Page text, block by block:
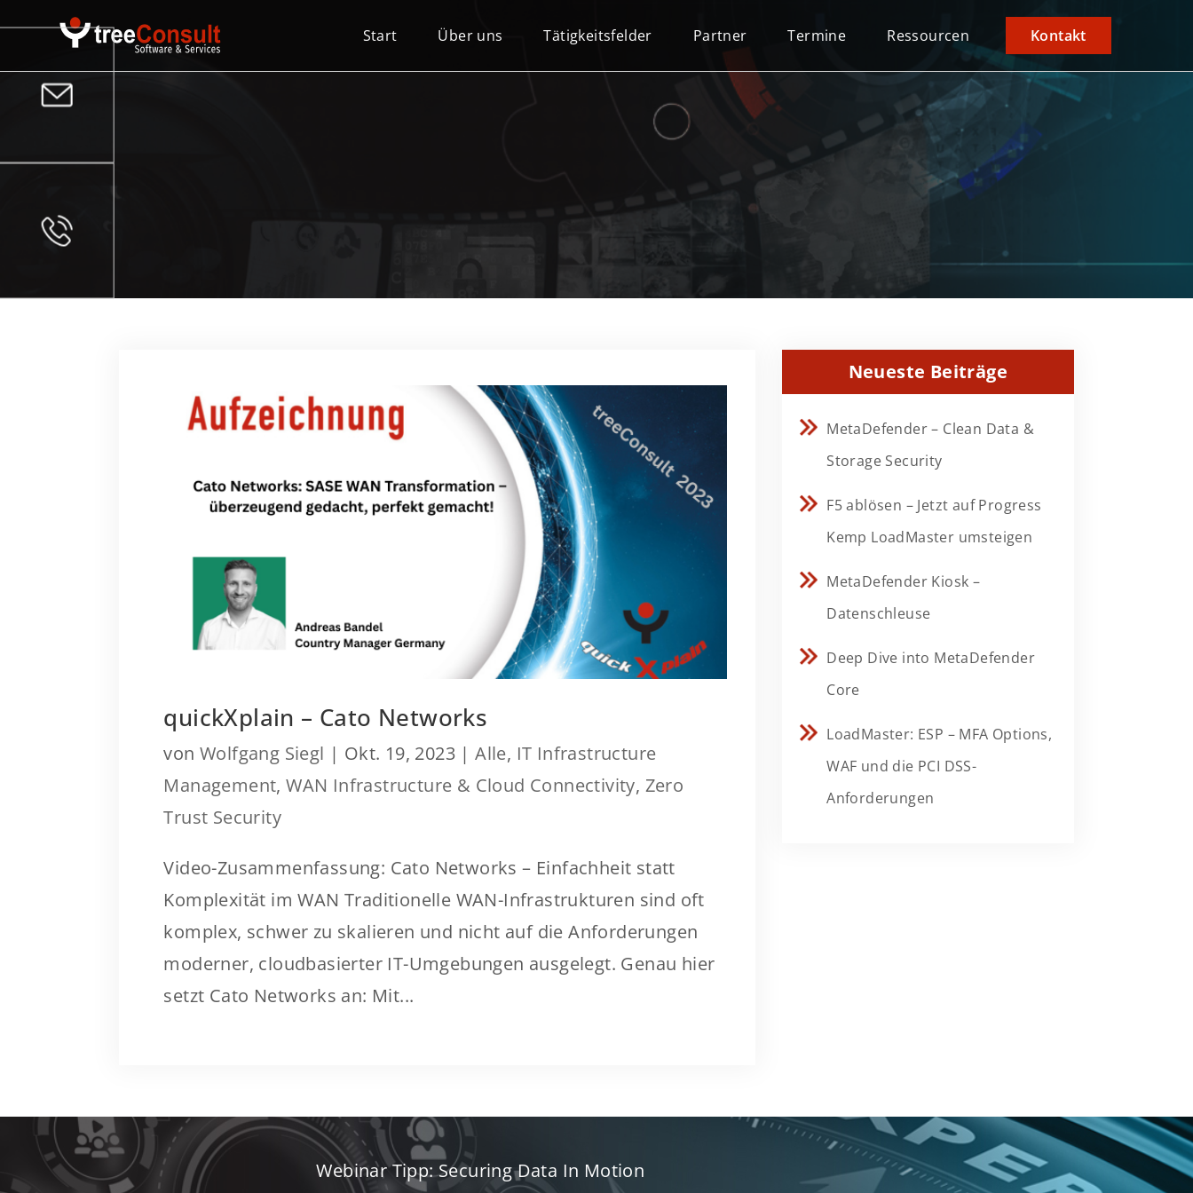
Start Über uns Tätigkeitsfelder Partner Termine Ressourcen Kontakt
quickXplain – Cato Networks
vonWolfgang Siegl | Okt. 19, 2023 |Alle, IT Infrastructure
Management,WAN Infrastructure & Cloud Connectivity, Zero
Trust Security
Video-Zusammenfassung: Cato Networks – Einfachheit statt
Komplexität im WAN Traditionelle WAN-Infrastrukturen sind oft
komplex, schwer zu skalieren und nicht auf die Anforderungen
moderner, cloudbasierter IT-Umgebungen ausgelegt. Genau hier
setzt Cato Networks an: Mit...
Neueste Beiträge
MetaDefender – Clean Data &
Storage Security
F5 ablösen – Jetzt auf Progress
Kemp LoadMaster umsteigen
MetaDefender Kiosk –
Datenschleuse
Deep Dive into MetaDefender
Core
LoadMaster: ESP – MFA Options,
WAF und die PCI DSS-
Anforderungen
Webinar Tipp: Securing Data In Motion